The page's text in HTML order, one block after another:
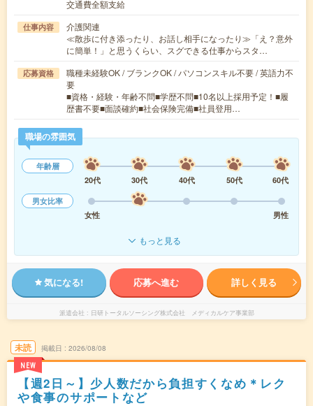
交通費全額支給
仕事内容
介護関連
≪散歩に付き添ったり、お話し相手になったり≫「え？意外
に簡単！」と思うくらい、スグできる仕事からスタ…
応募資格
職種未経験OK / ブランクOK / パソコンスキル不要 / 英語力不
要
■資格・経験・年齢不問■学歴不問■10名以上採用予定！■履
歴書不要■面談確約■社会保険完備■社員登用…
職場の雰囲気
年齢層
20代
30代 40代 50代
60代
男女比率
女性
男性
もっと見る
気になる! 応募へ進む 詳しく見る
派遣会社 日研トータルソーシング株式会社 メディカルケア事業部
未読
NEW
掲載日 2026/08/08
【週2日～】少人数だから負担すくなめ＊レク
や食事のサポートなど